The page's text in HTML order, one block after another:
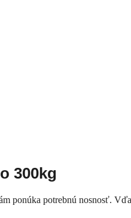
300kg
ponúka potrebnú nosnosť.